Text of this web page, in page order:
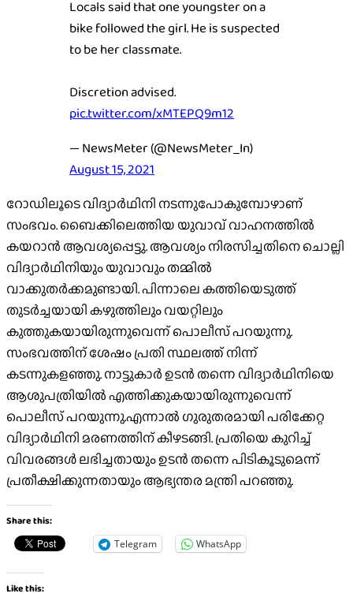
Locals said that one youngster on a
bike followed the girl. He is suspected
to be her classmate.
Discretion advised.
pic.twitter.com/xMTEPQ9m12
— NewsMeter (@NewsMeter_In)
August 15, 2021
റോഡിലൂടെ വിദ്യാര്‍ഥിനി നടന്നുപോകുമ്പോഴാണ്
സംഭവം. ബൈക്കിലെത്തിയ യുവാവ് വാഹനത്തില്‍
കയറാന്‍ ആവശ്യപ്പെട്ടു. ആവശ്യം നിരസിച്ചതിനെ ചൊല്ലി
വിദ്യാര്‍ഥിനിയും യുവാവും തമ്മില്‍
വാക്കുതര്‍ക്കമുണ്ടായി. പിന്നാലെ കത്തിയെടുത്ത്
തുടര്‍ച്ചയായി കഴുത്തിലും വയറ്റിലും
കുത്തുകയായിരുന്നുവെന്ന് പൊലീസ് പറയുന്നു.
സംഭവത്തിന് ശേഷം പ്രതി സ്ഥലത്ത് നിന്ന്
കടന്നുകളഞ്ഞു. നാട്ടുകാര്‍ ഉടന്‍ തന്നെ വിദ്യാര്‍ഥിനിയെ
ആശുപത്രിയില്‍ എത്തിക്കുകയായിരുന്നുവെന്ന്
പൊലീസ് പറയുന്നു.എന്നാല്‍ ഗുരുതരമായി പരിക്കേറ്റ
വിദ്യാര്‍ഥിനി മരണത്തിന് കീഴടങ്ങി. പ്രതിയെ കുറിച്ച്‌
വിവരങ്ങള്‍ ലഭിച്ചതായും ഉടന്‍ തന്നെ പിടികൂടുമെന്ന്
പ്രതീക്ഷിക്കുന്നതായും ആഭ്യന്തര മന്ത്രി പറഞ്ഞു.
Share this:
Telegram WhatsApp
Like this: